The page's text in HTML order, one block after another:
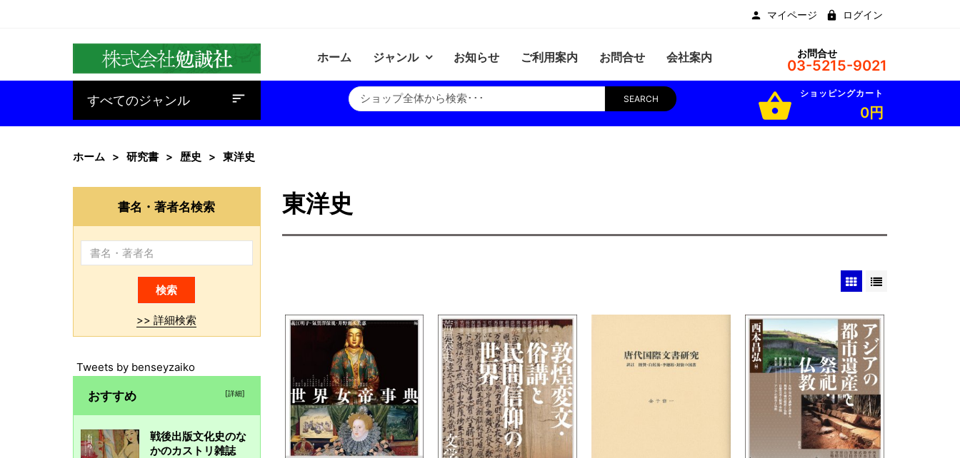
マイページ ログイン
ホーム ジャンル お知らせ ご利用案内 お問合せ 会社案内 お問合せ
03-5215-9021
すべてのジャンル
baseline_sort SEARCH shopping_basket ショッピングカート
0円
ホーム 研究書 歴史 東洋史
東洋史
書名・著者名検索
>> 詳細検索
Tweets by benseyzaiko
おすすめ [詳細]
戦後出版文化史のな
かのカストリ雑誌